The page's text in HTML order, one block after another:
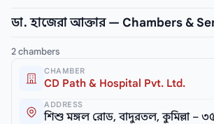
ডা. হাজেরা আক্তার — Chambers &
2 chambers
CHAMBER
CD Path & Hospital Pvt. Ltd.
ADDRESS
শিশু মঙ্গল রোড, বাদুরতল, কুমিল্লা –